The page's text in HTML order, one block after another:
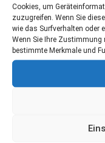
Cookies, um
zuzugreifen. Wenn Sie
wie das Surfverhalten oder
Wenn Sie Ihre Zustimmung
bestimmte Merkmale und